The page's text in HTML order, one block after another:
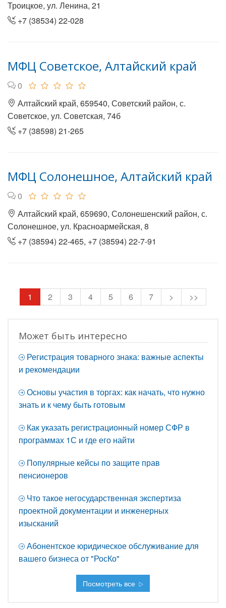
Троицкое, ул. Ленина, 21
+7 (38534) 22-028
МФЦ Советское, Алтайский край
0
Алтайский край, 659540, Советский район, с.
Советское, ул. Советская, 74б
+7 (38598) 21-265
МФЦ Солонешное, Алтайский край
0
Алтайский край, 659690, Солонешенский район, с.
Солонешное, ул. Красноармейская, 8
+7 (38594) 22-465, +7 (38594) 22-7-91
1 2 3 4 5 6 7 > >>
Может быть интересно
Регистрация товарного знака: важные аспекты
и рекомендации
Основы участия в торгах: как начать, что нужно
знать и к чему быть готовым
Как указать регистрационный номер СФР в
программах 1С и где его найти
Популярные кейсы по защите прав
пенсионеров
Что такое негосударственная экспертиза
проектной документации и инженерных
изысканий
Абонентское юридическое обслуживание для
вашего бизнеса от "РосКо"
Посмотреть все